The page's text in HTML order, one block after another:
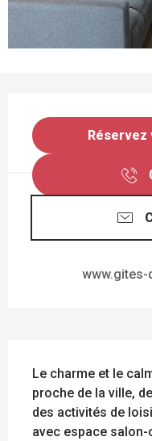
Le charme et le
proche de la ville,
des activités de
avec espace